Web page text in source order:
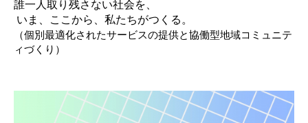
誰一人取り残さない社会を、
いま、ここから、私たちがつくる。
（個別最適化されたサービスの提供と協働型地域コミュニテ
ィづくり）